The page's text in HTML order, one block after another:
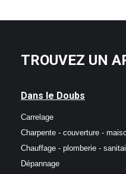
TROUVEZ UN
Dans le Doubs
Carrelage
Charpente - couverture -
Chauffage - plomberie -
Dépannage